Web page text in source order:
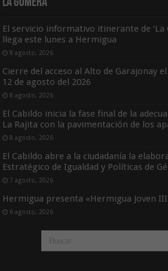
El servicio informativo itinerante de ‘La
llega este lunes a Hermigua
8 agosto, 2026
Cierre del acceso al Alto de Garajonay
12 de agosto del 2026
8 agosto, 2026
El Cabildo inicia la fase final de la
La Rajita con la pavimentación de los
8 agosto, 2026
El Cabildo abre a la ciudadanía la
Estratégico de Igualdad y Políticas de
7 agosto, 2026
Hermigua presenta «Hermigua Joven
6 agosto, 2026